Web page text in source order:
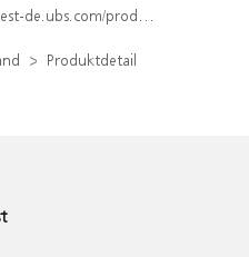
produkt/detail/index/isin/DE000WA6Y463
Produktdetail